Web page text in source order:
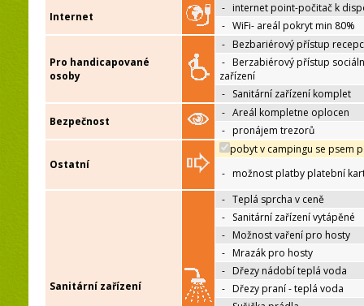
Internet
- internet point-počitač k
- WiFi- areál pokryt min 80%
Pro handicapované
osoby
- Bezbariérový přístup
- Berzabiérový přístup
zařízení
- Sanitární zařízení komplet
Bezpečnost
- Areál kompletne oplocen
- pronájem trezorů
Ostatní
pobyt v campingu se psem
- možnost platby platební
Sanitární zařízení
- Teplá sprcha v ceně
- Sanitární zařízení vytápěné
- Možnost vaření pro hosty
- Mrazák pro hosty
- Dřezy nádobí teplá voda
- Dřezy praní - teplá voda